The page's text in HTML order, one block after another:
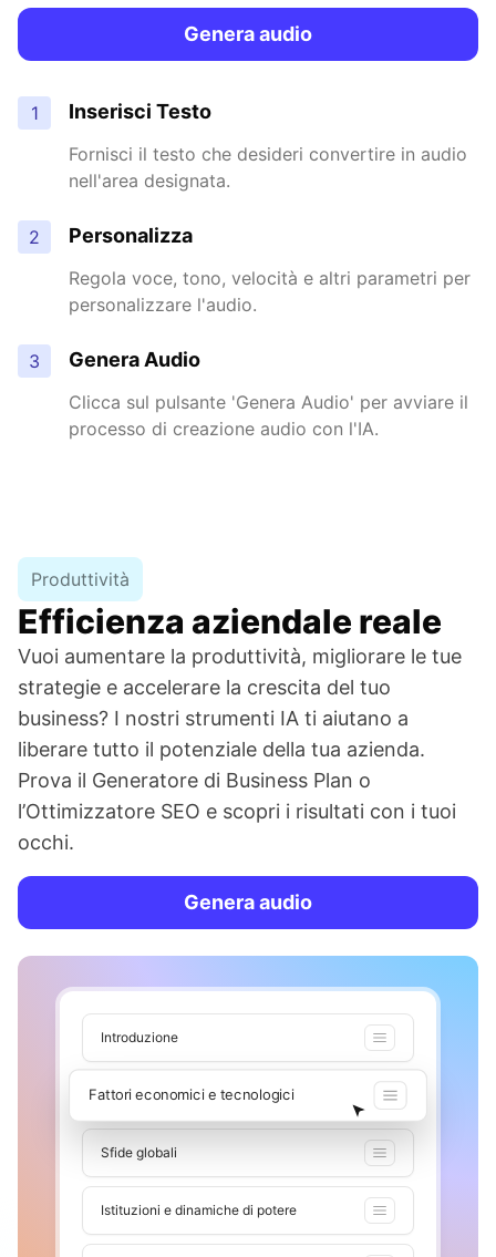
Genera audio
1 Inserisci Testo
Fornisci il testo che desideri convertire in audio
nell'area designata.
2 Personalizza
Regola voce, tono, velocità e altri parametri per
personalizzare l'audio.
3 Genera Audio
Clicca sul pulsante 'Genera Audio' per avviare il
processo di creazione audio con l'IA.
Produttività
Efficienza aziendale reale
Vuoi aumentare la produttività, migliorare le tue
strategie e accelerare la crescita del tuo
business? I nostri strumenti IA ti aiutano a
liberare tutto il potenziale della tua azienda.
Prova il Generatore di Business Plan o
l’Ottimizzatore SEO e scopri i risultati con i tuoi
occhi.
Genera audio
Introduzione
Sfide globali
Istituzioni e dinamiche di potere
Fattori economici e tecnologici